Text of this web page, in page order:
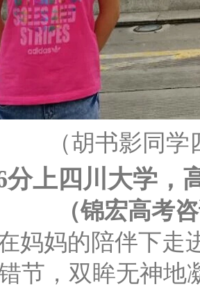
（胡书影同
分上四川大学，
（锦宏高考
妈妈的陪伴下走
节，双眸无神